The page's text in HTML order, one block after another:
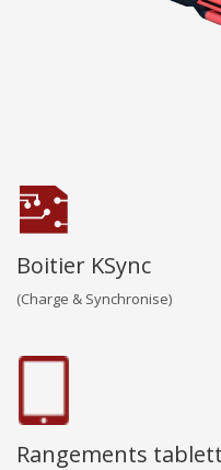
Boitier KSync
(Charge & Synchronise)
Rangements